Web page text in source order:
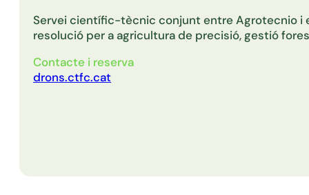
Servei científic-tècnic conjunt entre Agrotecnio i
resolució per a agricultura de precisió, gestió
Contacte i reserva
drons.ctfc.cat